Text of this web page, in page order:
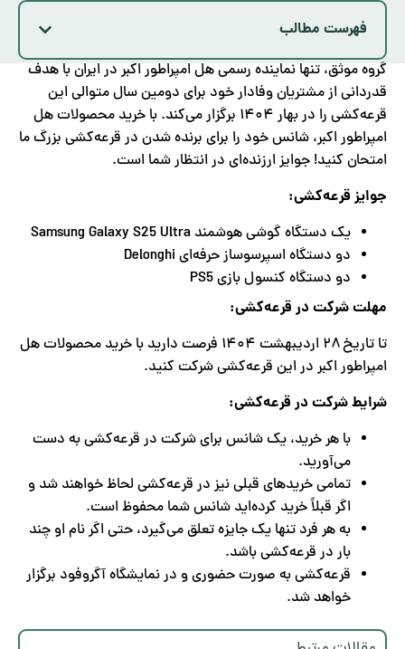
فهرست مطالب
گروه موثق، تنها نماینده رسمی هل امپراطور اکبر در ایران با هدف
قدردانی از مشتریان وفادار خود برای دومین سال متوالی این
قرعه‌کشی را در بهار ۱۴۰۴ برگزار می‌کند. با خرید محصولات هل
امپراطور اکبر، شانس خود را برای برنده شدن در قرعه‌کشی بزرگ ما
امتحان کنید! جوایز ارزنده‌ای در انتظار شما است.
جوایز قرعه‌کشی:
یک دستگاه گوشی هوشمند Samsung Galaxy S25 Ultra
دو دستگاه اسپرسوساز حرفه‌ای Delonghi
دو دستگاه کنسول بازی PS5
مهلت شرکت در قرعه‌کشی:
تا تاریخ ۲۸ اردیبهشت ۱۴۰۴ فرصت دارید با خرید محصولات هل
امپراطور اکبر در این قرعه‌کشی شرکت کنید.
شرایط شرکت در قرعه‌کشی:
با هر خرید، یک شانس برای شرکت در قرعه‌کشی به دست
می‌آورید.
تمامی خریدهای قبلی نیز در قرعه‌کشی لحاظ خواهند شد و
اگر قبلاً خرید کرده‌اید شانس شما محفوظ است.
به هر فرد تنها یک جایزه تعلق می‌گیرد، حتی اگر نام او چند
بار در قرعه‌کشی باشد.
قرعه‌کشی به صورت حضوری و در نمایشگاه آگروفود برگزار
خواهد شد.